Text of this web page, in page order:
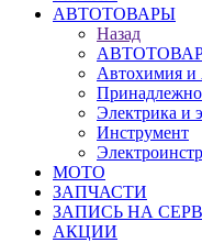
АВТОТОВАРЫ
Назад
Автохимия и
Электрика и
Инструмент
МОТО
ЗАПЧАСТИ
ЗАПИСЬ НА
АКЦИИ